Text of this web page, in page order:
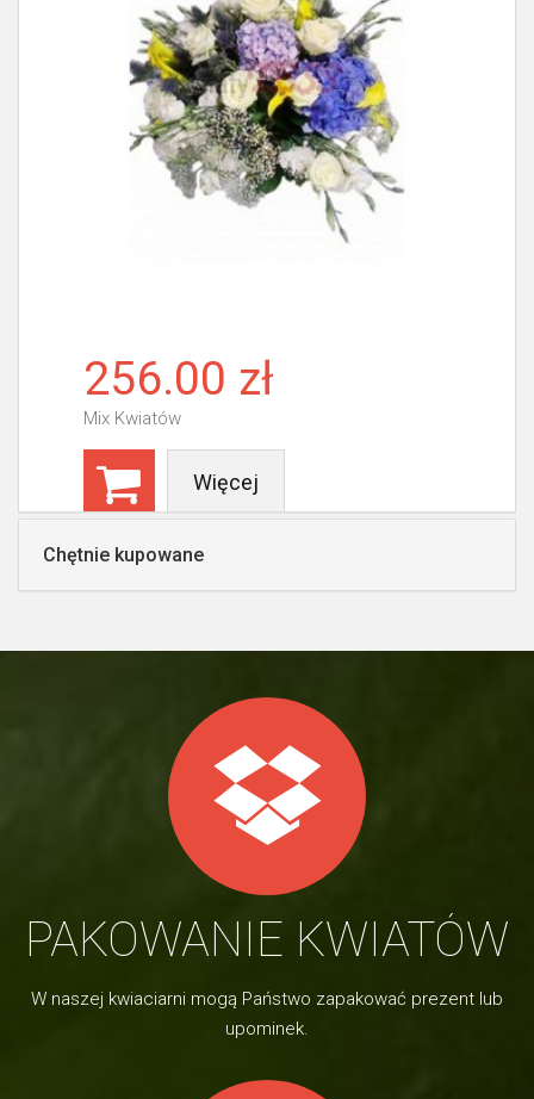
256.00 zł
Mix Kwiatów
Więcej
Chętnie kupowane
PAKOWANIE KWIATÓW
W naszej kwiaciarni mogą Państwo zapakować prezent lub
upominek.